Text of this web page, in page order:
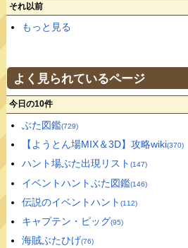
それ以前
もっと見る
よく見られているページ
今日の10件
ぶた図鑑(729)
【ようとん場MIX＆3D】攻略wiki(370)
ハント場ぶた出現リスト (147)
イベントハントぶた図鑑(146)
伝説のイベントハント (112)
キャプテン・ピッグ(95)
海賊ぶたひげ(76)